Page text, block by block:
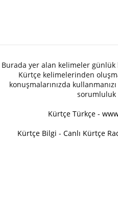
Burada yer alan kelimeler
Kürtçe kelimelerinden
konuşmalarınızda
sorumluluk
Kürtçe Türkçe -
Kürtçe Bilgi - Canlı Kürtçe